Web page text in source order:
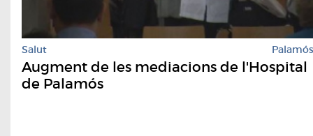
Salut Palamós
Augment de les mediacions de l'Hospital
de Palamós